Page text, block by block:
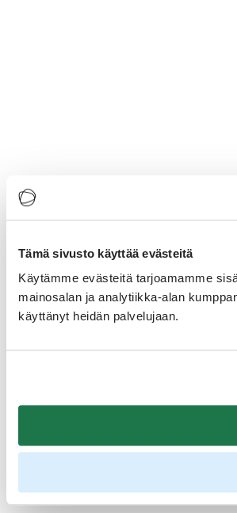
Tämä sivusto käyttää evästeitä
Käytämme evästeitä tarjoamamme
mainosalan ja analytiikka-alan
käyttänyt heidän palvelujaan.